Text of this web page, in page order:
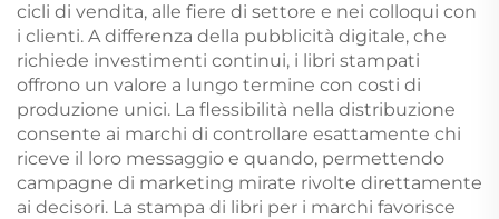
cicli di vendita, alle fiere di settore e nei colloqui con
i clienti. A differenza della pubblicità digitale, che
richiede investimenti continui, i libri stampati
offrono un valore a lungo termine con costi di
produzione unici. La flessibilità nella distribuzione
consente ai marchi di controllare esattamente chi
riceve il loro messaggio e quando, permettendo
campagne di marketing mirate rivolte direttamente
ai decisori. La stampa di libri per i marchi favorisce